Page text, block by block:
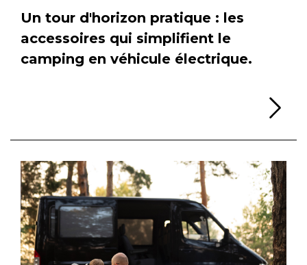
Un tour d'horizon pratique : les
accessoires qui simplifient le
camping en véhicule électrique.